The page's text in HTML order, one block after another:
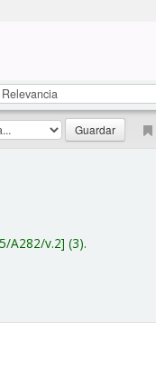
A282/v.2 (3).